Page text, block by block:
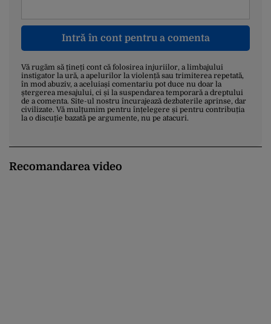
Intră în cont pentru a comenta
Vă rugăm să țineți cont că folosirea injuriilor, a limbajului
instigator la ură, a apelurilor la violență sau trimiterea repetată,
în mod abuziv, a aceluiași comentariu pot duce nu doar la
ștergerea mesajului, ci și la suspendarea temporară a dreptului
de a comenta. Site-ul nostru încurajează dezbaterile aprinse, dar
civilizate. Vă mulțumim pentru înțelegere și pentru contribuția
la o discuție bazată pe argumente, nu pe atacuri.
Recomandarea video